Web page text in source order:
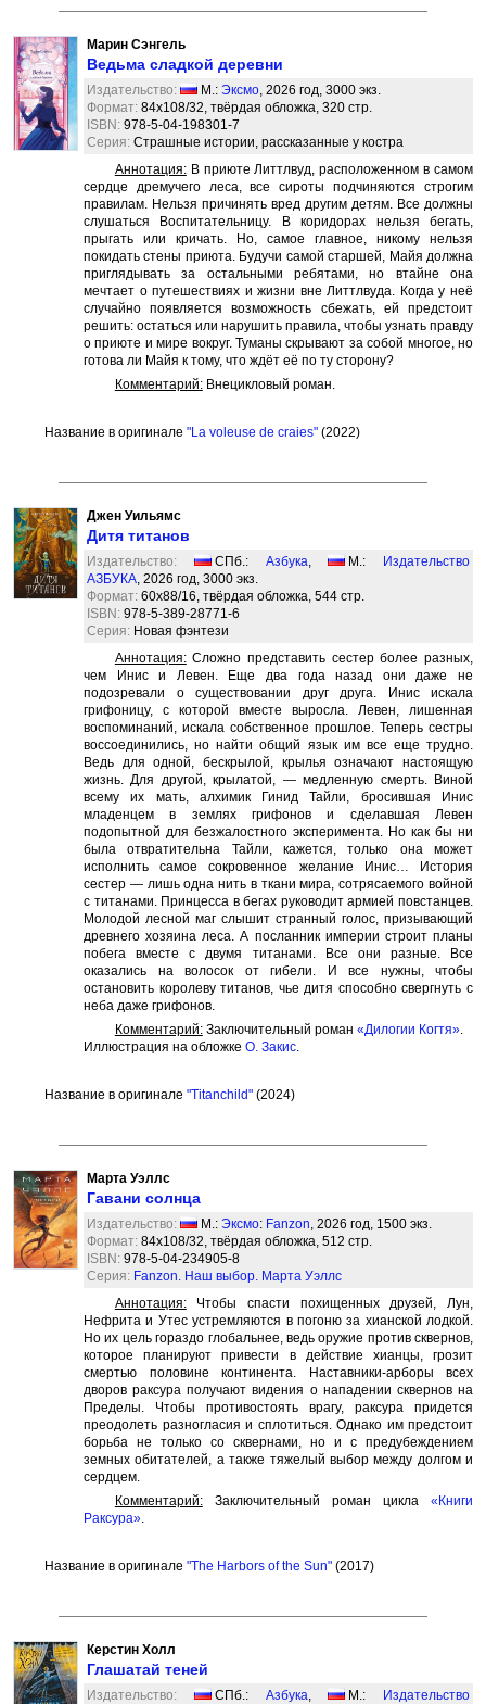
Марин Сэнгель
Ведьма сладкой деревни
Издательство: М.: Эксмо, 2026 год, 3000 экз.
Формат: 84x108/32, твёрдая обложка, 320 стр.
ISBN: 978-5-04-198301-7
Серия: Страшные истории, рассказанные у костра
Аннотация:В приюте Литтлвуд, расположенном в самом
сердце дремучего леса, все сироты подчиняются строгим
правилам. Нельзя причинять вред другим детям. Все должны
слушаться Воспитательницу. В коридорах нельзя бегать,
прыгать или кричать. Но, самое главное, никому нельзя
покидать стены приюта. Будучи самой старшей, Майя должна
приглядывать за остальными ребятами, но втайне она
мечтает о путешествиях и жизни вне Литтлвуда. Когда у неё
случайно появляется возможность сбежать, ей предстоит
решить: остаться или нарушить правила, чтобы узнать правду
о приюте и мире вокруг. Туманы скрывают за собой многое, но
готова ли Майя к тому, что ждёт её по ту сторону?
Комментарий:Внецикловый роман.
Название в оригинале "La voleuse de craies"(2022)
Джен Уильямс
Дитя титанов
Издательство: СПб.: Азбука, М.:
Издательство
АЗБУКА, 2026 год, 3000 экз.
Формат: 60x88/16, твёрдая обложка, 544 стр.
ISBN: 978-5-389-28771-6
Серия: Новая фэнтези
Аннотация:Сложно представить сестер более разных,
чем Инис и Левен. Еще два года назад они даже не
подозревали о существовании друг друга. Инис искала
грифоницу, с которой вместе выросла. Левен, лишенная
воспоминаний, искала собственное прошлое. Теперь сестры
воссоединились, но найти общий язык им все еще трудно.
Ведь для одной, бескрылой, крылья означают настоящую
жизнь. Для другой, крылатой, — медленную смерть. Виной
всему их мать, алхимик Гинид Тайли, бросившая Инис
младенцем в землях грифонов и сделавшая Левен
подопытной для безжалостного эксперимента. Но как бы ни
была отвратительна Тайли, кажется, только она может
исполнить самое сокровенное желание Инис… История
сестер — лишь одна нить в ткани мира, сотрясаемого войной
с титанами. Принцесса в бегах руководит армией повстанцев.
Молодой лесной маг слышит странный голос, призывающий
древнего хозяина леса. А посланник империи строит планы
побега вместе с двумя титанами. Все они разные. Все
оказались на волосок от гибели. И все нужны, чтобы
остановить королеву титанов, чье дитя способно свергнуть с
неба даже грифонов.
Комментарий:Заключительный роман «Дилогии Когтя».
Иллюстрация на обложке О. Закис.
Название в оригинале "Titanchild"(2024)
Марта Уэллс
Гавани солнца
Издательство: М.: Эксмо: Fanzon, 2026 год, 1500 экз.
Формат: 84x108/32, твёрдая обложка, 512 стр.
ISBN: 978-5-04-234905-8
Серия: Fanzon. Наш выбор. Марта Уэллс
Аннотация:Чтобы спасти похищенных друзей, Лун,
Нефрита и Утес устремляются в погоню за хианской лодкой.
Но их цель гораздо глобальнее, ведь оружие против сквернов,
которое планируют привести в действие хианцы, грозит
смертью половине континента. Наставники-арборы всех
дворов раксура получают видения о нападении сквернов на
Пределы. Чтобы противостоять врагу, раксура придется
преодолеть разногласия и сплотиться. Однако им предстоит
борьба не только со сквернами, но и с предубеждением
земных обитателей, а также тяжелый выбор между долгом и
сердцем.
Комментарий:Заключительный роман цикла «Книги
Раксура».
Название в оригинале "The Harbors of the Sun"(2017)
Керстин Холл
Глашатай теней
Издательство: СПб.: Азбука, М.:
Издательство